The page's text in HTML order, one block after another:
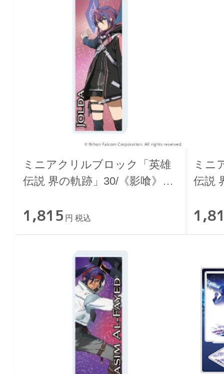
ミニアクリルブロック「英雄
伝説 界の軌跡」30/《影喰》の
1,815 円 税込
ミニ
伝説